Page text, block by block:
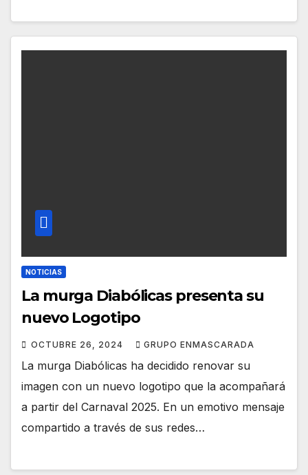
NOTICIAS
La murga Diabólicas presenta su
nuevo Logotipo
OCTUBRE 26, 2024 GRUPO ENMASCARADA
La murga Diabólicas ha decidido renovar su
imagen con un nuevo logotipo que la acompañará
a partir del Carnaval 2025. En un emotivo mensaje
compartido a través de sus redes…